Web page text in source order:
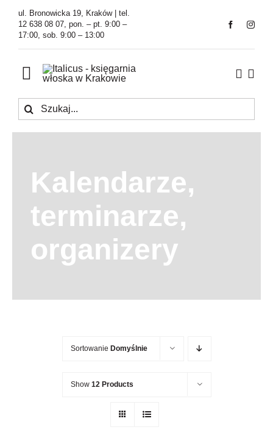
Przejdź
zawartości
ul. Bronowicka 19, Kraków | tel.
12 638 08 07, pon. – pt. 9:00 –
17:00, sob. 9:00 – 13:00
Toggle
Navigation
Księgarnia
Tłumaczenia
O Firmie
Aktualności
Szukaj
Kalendarze,
terminarze,
organizery
Sortowanie Domyślnie
Show 12 Products